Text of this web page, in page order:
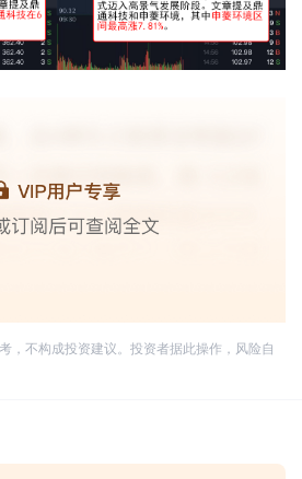
，不构成投资建议。投资者据此操作，风险自